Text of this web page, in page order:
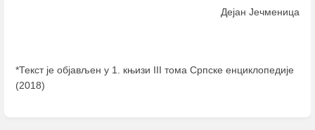
Дејан Јечменица
*Текст је објављен у 1. књизи III тома Српске енциклопедије
(2018)